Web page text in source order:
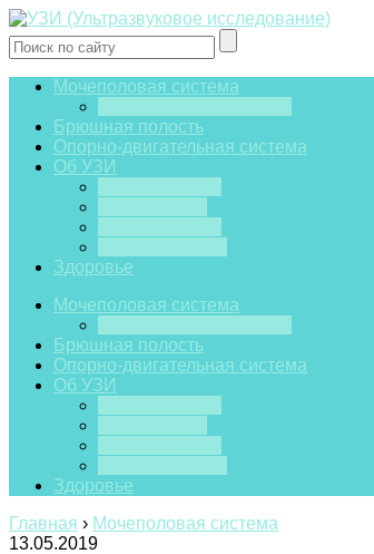
Мочеполовая система
Брюшная полость
Опорно-двигательная система
Об УЗИ
Здоровье
Мочеполовая система
Брюшная полость
Опорно-двигательная система
Об УЗИ
Здоровье
Главная › Мочеполовая система
13.05.2019